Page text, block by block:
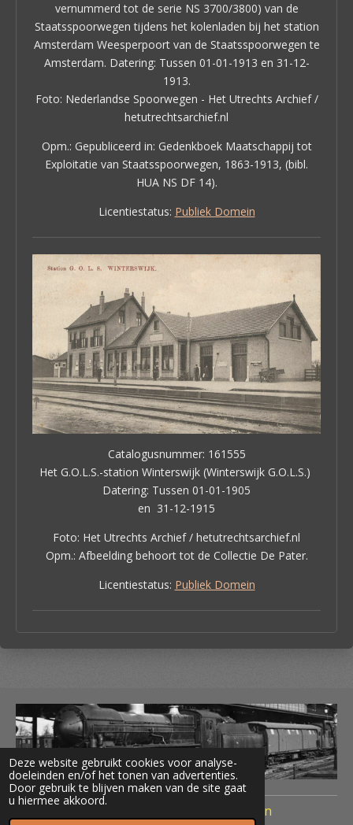
Deze website gebruikt cookies voor analyse-
doeleinden en/of het tonen van advertenties.
Door gebruik te blijven maken van de site gaat
u hiermee akkoord.
vernummerd tot de serie NS 3700/3800) van de
Staatsspoorwegen tijdens het kolenladen bij het station
Amsterdam Weesperpoort van de Staatsspoorwegen te
Amsterdam. Datering: Tussen 01-01-1913 en 31-12-
1913.
Foto: Nederlandse Spoorwegen - Het Utrechts Archief /
hetutrechtsarchief.nl
Opm.: Gepubliceerd in: Gedenkboek Maatschappij tot
Exploitatie van Staatsspoorwegen, 1863-1913, (bibl.
HUA NS DF 14).
Licentiestatus: Publiek Domein
Catalogusnummer: 161555
Het G.O.L.S.-station Winterswijk (Winterswijk G.O.L.S.)
Datering: Tussen 01-01-1905
en 31-12-1915
Foto: Het Utrechts Archief / hetutrechtsarchief.nl
Opm.: Afbeelding behoort tot de Collectie De Pater.
Licentiestatus: Publiek Domein
© 2020 Treinen Nederland Terug naar Toen